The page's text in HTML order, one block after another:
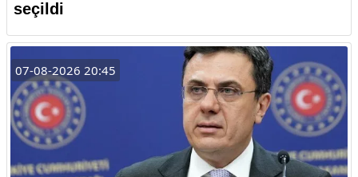
seçildi
07-08-2026 20:45